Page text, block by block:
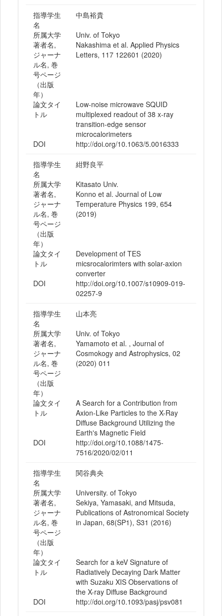
指導学生
名
中島裕貴
所属大学
Univ. of Tokyo
著者名,
ジャーナ
ル名, 巻
号ページ
（出版
年）
Nakashima et al. Applied Physics
Letters, 117 122601 (2020)
論文タイ
トル
Low-noise microwave SQUID
multiplexed readout of 38 x-ray
transition-edge sensor
microcalorimeters
DOI
http://doi.org/10.1063/5.0016333
指導学生
名
紺野良平
所属大学
Kitasato Univ.
著者名,
ジャーナ
ル名, 巻
号ページ
（出版
年）
Konno et al. Journal of Low
Temperature Physics 199, 654
(2019)
論文タイ
トル
Development of TES
micsrocalorimters with solar-axion
converter
DOI
http://doi.org/10.1007/s10909-019-
02257-9
指導学生
名
山本亮
所属大学
Univ. of Tokyo
著者名,
ジャーナ
ル名, 巻
号ページ
（出版
年）
Yamamoto et al. , Journal of
Cosmokogy and Astrophysics, 02
(2020) 011
論文タイ
トル
A Search for a Contribution from
Axion-Like Particles to the X-Ray
Diffuse Background Utilizing the
Earth's Magnetic Field
DOI
http://doi.org/10.1088/1475-
7516/2020/02/011
指導学生
名
関谷典央
所属大学
University. of Tokyo
著者名,
ジャーナ
ル名, 巻
号ページ
（出版
年）
Sekiya, Yamasaki, and Mitsuda,
Publications of Astronomical Society
in Japan, 68(SP1), S31 (2016)
論文タイ
トル
Search for a keV Signature of
Radiatively Decaying Dark Matter
with Suzaku XIS Observations of
the X-ray Diffuse Background
DOI
http://doi.org/10.1093/pasj/psv081